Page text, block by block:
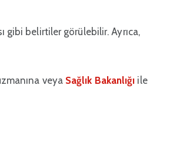
gibi belirtiler görülebilir. Ayrıca,
veya Sağlık Bakanlığı ile